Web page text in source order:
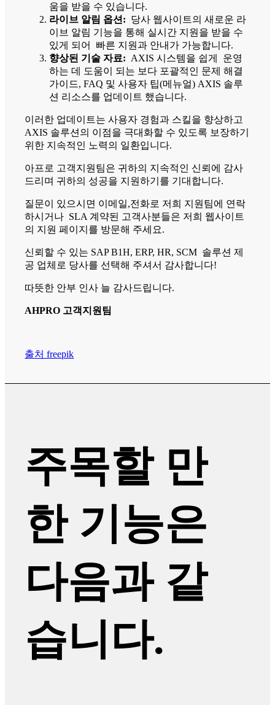
움을 받을 수 있습니다.
라이브 알림 옵션: 당사 웹사이트의 새로운 라
이브 알림 기능을 통해 실시간 지원을 받을 수
있게 되어 빠른 지원과 안내가 가능합니다.
향상된 기술 자료: AXIS 시스템을 쉽게 운영
하는 데 도움이 되는 보다 포괄적인 문제 해결
가이드, FAQ 및 사용자 팁(메뉴얼) AXIS 솔루
션 리소스를 업데이트 했습니다.
이러한 업데이트는 사용자 경험과 스킬을 향상하고
AXIS 솔루션의 이점을 극대화할 수 있도록 보장하기
위한 지속적인 노력의 일환입니다.
아프로 고객지원팀은 귀하의 지속적인 신뢰에 감사
드리며 귀하의 성공을 지원하기를 기대합니다.
질문이 있으시면 이메일,전화로 저희 지원팀에 연락
하시거나 SLA 계약된 고객사분들은 저희 웹사이트
의 지원 페이지를 방문해 주세요.
신뢰할 수 있는 SAP B1H, ERP, HR, SCM 솔루션 제
공 업체로 당사를 선택해 주셔서 감사합니다!
따뜻한 안부 인사 늘 감사드립니다.
AHPRO 고객지원팀
출처 freepik
주목할 만
한 기능은
다음과 같
습니다.